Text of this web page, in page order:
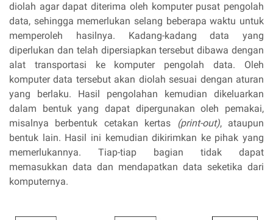
diolah agar dapat diterima oleh komputer pusat pengolah
data, sehingga memerlukan selang beberapa waktu untuk
memperoleh hasilnya. Kadang-kadang data yang
diperlukan dan telah dipersiapkan tersebut dibawa dengan
alat transportasi ke komputer pengolah data. Oleh
komputer data tersebut akan diolah sesuai dengan aturan
yang berlaku. Hasil pengolahan kemudian dikeluarkan
dalam bentuk yang dapat dipergunakan oleh pemakai,
misalnya berbentuk cetakan kertas (print-out), ataupun
bentuk lain. Hasil ini kemudian dikirimkan ke pihak yang
memerlukannya. Tiap-tiap bagian tidak dapat
memasukkan data dan mendapatkan data seketika dari
komputernya.